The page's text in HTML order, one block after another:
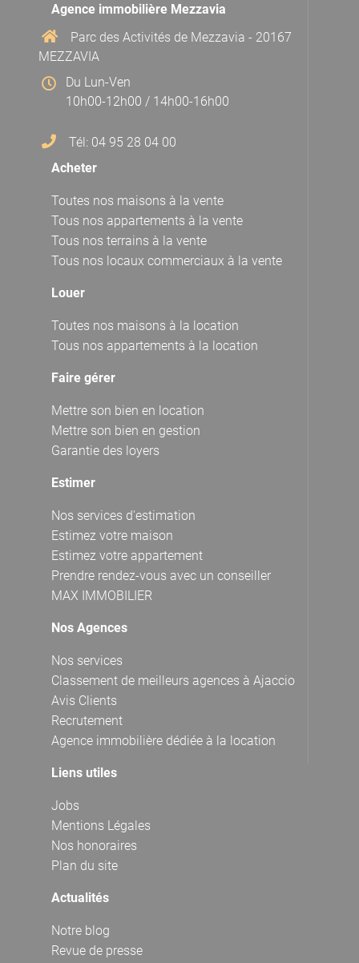
Agence immobilière Mezzavia
Parc des Activités de Mezzavia - 20167
MEZZAVIA
Du Lun-Ven
10h00-12h00 / 14h00-16h00
Tél: 04 95 28 04 00
Acheter
Toutes nos maisons à la vente
Tous nos appartements à la vente
Tous nos terrains à la vente
Tous nos locaux commerciaux à la vente
Louer
Toutes nos maisons à la location
Tous nos appartements à la location
Faire gérer
Mettre son bien en location
Mettre son bien en gestion
Garantie des loyers
Estimer
Nos services d'estimation
Estimez votre maison
Estimez votre appartement
Prendre rendez-vous avec un conseiller
MAX IMMOBILIER
Nos Agences
Nos services
Classement de meilleurs agences à Ajaccio
Avis Clients
Recrutement
Agence immobilière dédiée à la location
Liens utiles
Jobs
Mentions Légales
Nos honoraires
Plan du site
Actualités
Notre blog
Revue de presse